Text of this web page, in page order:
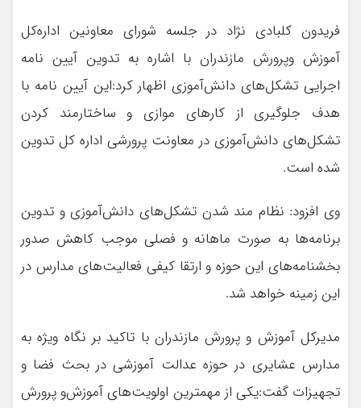
فریدون کلبادی نژاد در جلسه شورای معاونین اداره‌کل
آموزش وپرورش مازندران با اشاره به تدوین آیین نامه
اجرایی تشکل‌های دانش‌آموزی اظهار کرد:این آیین نامه با
هدف جلوگیری از کارهای موازی و ساختارمند کردن
تشکل‌های دانش‌آموزی در معاونت پرورشی اداره کل تدوین
شده است.
وی افزود: نظام مند شدن تشکل‌های دانش‌آموزی و تدوین
برنامه‌ها به صورت ماهانه و فصلی موجب کاهش صدور
بخشنامه‌های این حوزه و ارتقا کیفی فعالیت‌های مدارس در
این زمینه خواهد شد.
مدیرکل آموزش و پرورش مازندران با تاکید بر نگاه ویژه به
مدارس عشایری در حوزه عدالت آموزشی در بحث فضا و
تجهیزات گفت:یکی از مهمترین اولویت‌های آموزش‌و پرورش